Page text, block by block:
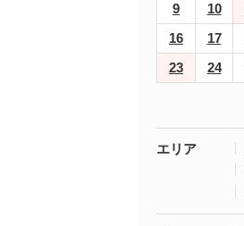
9
10
16
17
23
24
エリア